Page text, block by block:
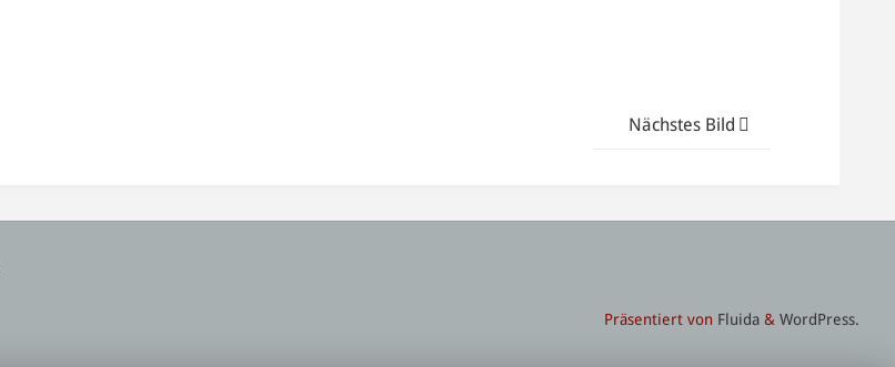
Nächstes Bild
Präsentiert von Fluida & WordPress.